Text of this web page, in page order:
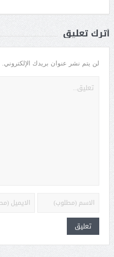
أترك تعليق
لن يتم نشر عنوان بريدك الإلكتروني.